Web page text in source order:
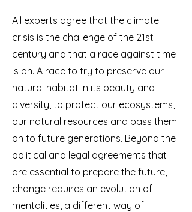
All experts agree that the climate
crisis is the challenge of the 21st
century and that a race against time
is on. A race to try to preserve our
natural habitat in its beauty and
diversity, to protect our ecosystems,
our natural resources and pass them
on to future generations. Beyond the
political and legal agreements that
are essential to prepare the future,
change requires an evolution of
mentalities, a different way of